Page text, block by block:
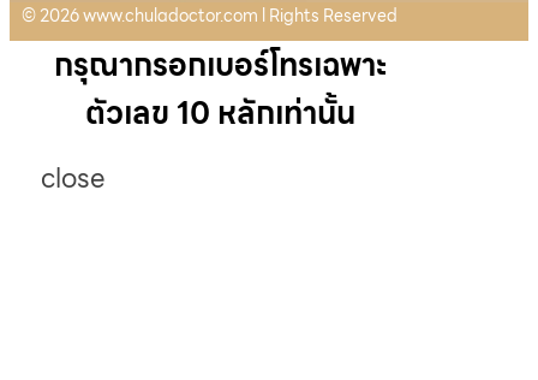
© 2026 www.chuladoctor.com l Rights Reserved
กรุณากรอกเบอร์โทรเฉพาะ
ตัวเลข 10 หลักเท่านั้น
close